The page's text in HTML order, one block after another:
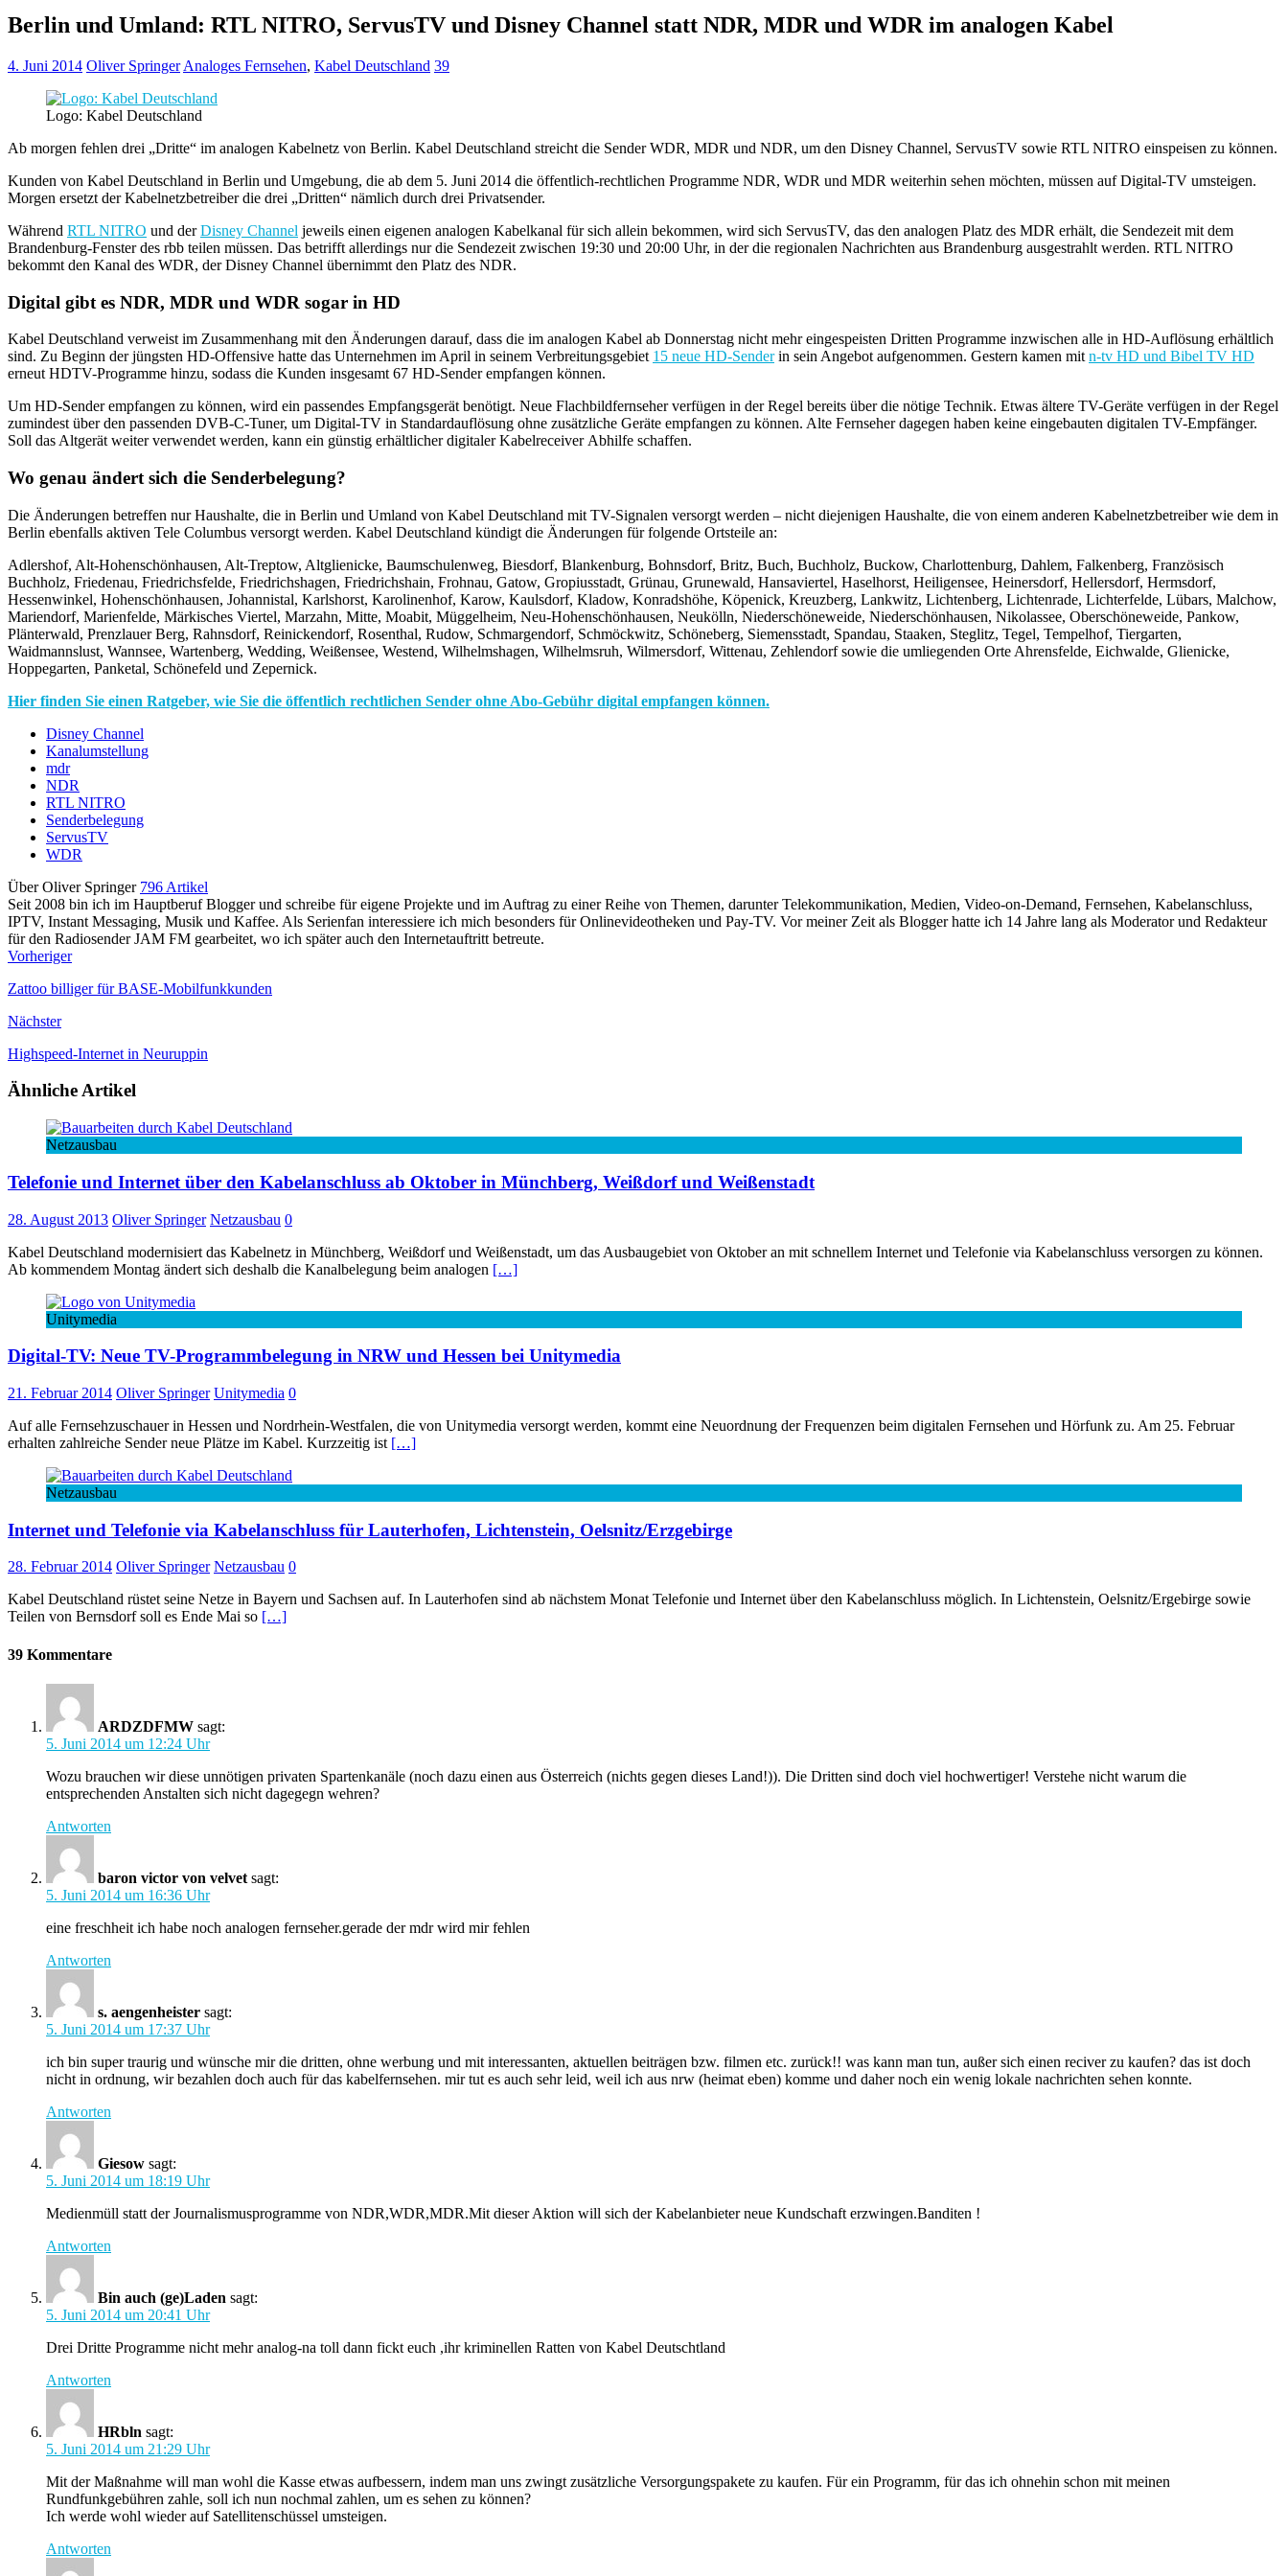
Berlin und Umland: RTL NITRO, ServusTV und Disney Channel statt NDR, MDR und WDR im analogen Kabel
4. Juni 2014 Oliver Springer Analoges Fernsehen, Kabel Deutschland 39
Logo: Kabel Deutschland
Ab morgen fehlen drei „Dritte“ im analogen Kabelnetz von Berlin. Kabel Deutschland streicht die Sender WDR, MDR und NDR, um den Disney Channel, ServusTV sowie RTL NITRO einspeisen zu können.
Kunden von Kabel Deutschland in Berlin und Umgebung, die ab dem 5. Juni 2014 die öffentlich-rechtlichen Programme NDR, WDR und MDR weiterhin sehen möchten, müssen auf Digital-TV umsteigen.
Morgen ersetzt der Kabelnetzbetreiber die drei „Dritten“ nämlich durch drei Privatsender.
Während RTL NITRO und derDisney Channel jeweils einen eigenen analogen Kabelkanal für sich allein bekommen, wird sich ServusTV, das den analogen Platz des MDR erhält, die Sendezeit mit dem
Brandenburg-Fenster des rbb teilen müssen. Das betrifft allerdings nur die Sendezeit zwischen 19:30 und 20:00 Uhr, in der die regionalen Nachrichten aus Brandenburg ausgestrahlt werden. RTL NITRO
bekommt den Kanal des WDR, der Disney Channel übernimmt den Platz des NDR.
Digital gibt es NDR, MDR und WDR sogar in HD
Kabel Deutschland verweist im Zusammenhang mit den Änderungen darauf, dass die im analogen Kabel ab Donnerstag nicht mehr eingespeisten Dritten Programme inzwischen alle in HD-Auflösung erhältlich
sind. Zu Beginn der jüngsten HD-Offensive hatte das Unternehmen im April in seinem Verbreitungsgebiet 15 neue HD-Senderin sein Angebot aufgenommen. Gestern kamen mit n-tv HD und Bibel TV HD
erneut HDTV-Programme hinzu, sodass die Kunden insgesamt 67 HD-Sender empfangen können.
Um HD-Sender empfangen zu können, wird ein passendes Empfangsgerät benötigt. Neue Flachbildfernseher verfügen in der Regel bereits über die nötige Technik. Etwas ältere TV-Geräte verfügen in der Regel
zumindest über den passenden DVB-C-Tuner, um Digital-TV in Standardauflösung ohne zusätzliche Geräte empfangen zu können. Alte Fernseher dagegen haben keine eingebauten digitalen TV-Empfänger.
Soll das Altgerät weiter verwendet werden, kann ein günstig erhältlicher digitaler Kabelreceiver Abhilfe schaffen.
Wo genau ändert sich die Senderbelegung?
Die Änderungen betreffen nur Haushalte, die in Berlin und Umland von Kabel Deutschland mit TV-Signalen versorgt werden – nicht diejenigen Haushalte, die von einem anderen Kabelnetzbetreiber wie dem in
Berlin ebenfalls aktiven Tele Columbus versorgt werden. Kabel Deutschland kündigt die Änderungen für folgende Ortsteile an:
Adlershof, Alt-Hohenschönhausen, Alt-Treptow, Altglienicke, Baumschulenweg, Biesdorf, Blankenburg, Bohnsdorf, Britz, Buch, Buchholz, Buckow, Charlottenburg, Dahlem, Falkenberg, Französisch
Buchholz, Friedenau, Friedrichsfelde, Friedrichshagen, Friedrichshain, Frohnau, Gatow, Gropiusstadt, Grünau, Grunewald, Hansaviertel, Haselhorst, Heiligensee, Heinersdorf, Hellersdorf, Hermsdorf,
Hessenwinkel, Hohenschönhausen, Johannistal, Karlshorst, Karolinenhof, Karow, Kaulsdorf, Kladow, Konradshöhe, Köpenick, Kreuzberg, Lankwitz, Lichtenberg, Lichtenrade, Lichterfelde, Lübars, Malchow,
Mariendorf, Marienfelde, Märkisches Viertel, Marzahn, Mitte, Moabit, Müggelheim, Neu-Hohenschönhausen, Neukölln, Niederschöneweide, Niederschönhausen, Nikolassee, Oberschöneweide, Pankow,
Plänterwald, Prenzlauer Berg, Rahnsdorf, Reinickendorf, Rosenthal, Rudow, Schmargendorf, Schmöckwitz, Schöneberg, Siemensstadt, Spandau, Staaken, Steglitz, Tegel, Tempelhof, Tiergarten,
Waidmannslust, Wannsee, Wartenberg, Wedding, Weißensee, Westend, Wilhelmshagen, Wilhelmsruh, Wilmersdorf, Wittenau, Zehlendorf sowie die umliegenden Orte Ahrensfelde, Eichwalde, Glienicke,
Hoppegarten, Panketal, Schönefeld und Zepernick.
Hier finden Sie einen Ratgeber, wie Sie die öffentlich rechtlichen Sender ohne Abo-Gebühr digital empfangen können.
Disney Channel
Kanalumstellung
mdr
NDR
RTL NITRO
Senderbelegung
ServusTV
WDR
Über Oliver Springer 796 Artikel
Seit 2008 bin ich im Hauptberuf Blogger und schreibe für eigene Projekte und im Auftrag zu einer Reihe von Themen, darunter Telekommunikation, Medien, Video-on-Demand, Fernsehen, Kabelanschluss,
IPTV, Instant Messaging, Musik und Kaffee. Als Serienfan interessiere ich mich besonders für Onlinevideotheken und Pay-TV. Vor meiner Zeit als Blogger hatte ich 14 Jahre lang als Moderator und Redakteur
für den Radiosender JAM FM gearbeitet, wo ich später auch den Internetauftritt betreute.
Vorheriger
Zattoo billiger für BASE-Mobilfunkkunden
Nächster
Highspeed-Internet in Neuruppin
Ähnliche Artikel
Netzausbau
Telefonie und Internet über den Kabelanschluss ab Oktober in Münchberg, Weißdorf und Weißenstadt
28. August 2013 Oliver Springer Netzausbau 0
Kabel Deutschland modernisiert das Kabelnetz in Münchberg, Weißdorf und Weißenstadt, um das Ausbaugebiet von Oktober an mit schnellem Internet und Telefonie via Kabelanschluss versorgen zu können.
Ab kommendem Montag ändert sich deshalb die Kanalbelegung beim analogen […]
Unitymedia
Digital-TV: Neue TV-Programmbelegung in NRW und Hessen bei Unitymedia
21. Februar 2014 Oliver Springer Unitymedia 0
Auf alle Fernsehzuschauer in Hessen und Nordrhein-Westfalen, die von Unitymedia versorgt werden, kommt eine Neuordnung der Frequenzen beim digitalen Fernsehen und Hörfunk zu. Am 25. Februar
erhalten zahlreiche Sender neue Plätze im Kabel. Kurzzeitig ist […]
Netzausbau
Internet und Telefonie via Kabelanschluss für Lauterhofen, Lichtenstein, Oelsnitz/Erzgebirge
28. Februar 2014 Oliver Springer Netzausbau 0
Kabel Deutschland rüstet seine Netze in Bayern und Sachsen auf. In Lauterhofen sind ab nächstem Monat Telefonie und Internet über den Kabelanschluss möglich. In Lichtenstein, Oelsnitz/Ergebirge sowie
Teilen von Bernsdorf soll es Ende Mai so […]
39 Kommentare
ARDZDFMW sagt:
5. Juni 2014 um 12:24 Uhr
Wozu brauchen wir diese unnötigen privaten Spartenkanäle (noch dazu einen aus Österreich (nichts gegen dieses Land!)). Die Dritten sind doch viel hochwertiger! Verstehe nicht warum die
entsprechenden Anstalten sich nicht dagegegn wehren?
Antworten
baron victor von velvet sagt:
5. Juni 2014 um 16:36 Uhr
eine freschheit ich habe noch analogen fernseher.gerade der mdr wird mir fehlen
Antworten
s. aengenheister sagt:
5. Juni 2014 um 17:37 Uhr
ich bin super traurig und wünsche mir die dritten, ohne werbung und mit interessanten, aktuellen beiträgen bzw. filmen etc. zurück!! was kann man tun, außer sich einen reciver zu kaufen? das ist doch
nicht in ordnung, wir bezahlen doch auch für das kabelfernsehen. mir tut es auch sehr leid, weil ich aus nrw (heimat eben) komme und daher noch ein wenig lokale nachrichten sehen konnte.
Antworten
Giesow sagt:
5. Juni 2014 um 18:19 Uhr
Medienmüll statt der Journalismusprogramme von NDR,WDR,MDR.Mit dieser Aktion will sich der Kabelanbieter neue Kundschaft erzwingen.Banditen !
Antworten
Bin auch (ge)Laden sagt:
5. Juni 2014 um 20:41 Uhr
Drei Dritte Programme nicht mehr analog-na toll dann fickt euch ,ihr kriminellen Ratten von Kabel Deutschtland
Antworten
HRbln sagt:
5. Juni 2014 um 21:29 Uhr
Mit der Maßnahme will man wohl die Kasse etwas aufbessern, indem man uns zwingt zusätzliche Versorgungspakete zu kaufen. Für ein Programm, für das ich ohnehin schon mit meinen
Rundfunkgebühren zahle, soll ich nun nochmal zahlen, um es sehen zu können?
Ich werde wohl wieder auf Satellitenschüssel umsteigen.
Antworten